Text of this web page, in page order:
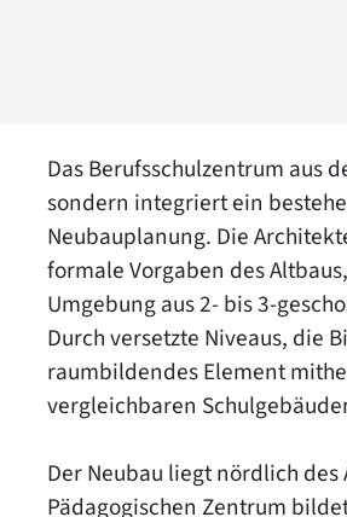
Das Berufsschulzentrum aus
sondern integriert ein
Neubauplanung. Die
formale Vorgaben des
Umgebung aus 2- bis 3-
Durch versetzte Niveaus, die
raumbildendes Element
vergleichbaren
Der Neubau liegt nördlich
Pädagogischen Zentrum